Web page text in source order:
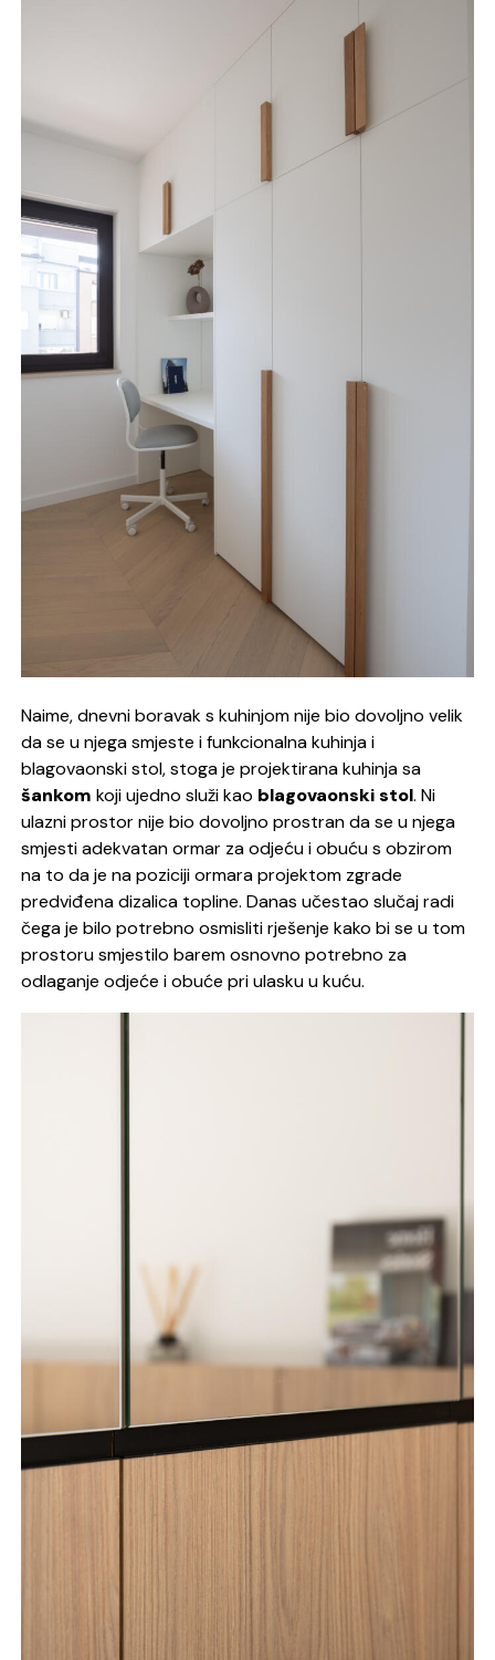
Naime, dnevni boravak s kuhinjom nije bio dovoljno velik
da se u njega smjeste i funkcionalna kuhinja i
blagovaonski stol, stoga je projektirana kuhinja sa
šankom koji ujedno služi kao blagovaonski stol. Ni
ulazni prostor nije bio dovoljno prostran da se u njega
smjesti adekvatan ormar za odjeću i obuću s obzirom
na to da je na poziciji ormara projektom zgrade
predviđena dizalica topline. Danas učestao slučaj radi
čega je bilo potrebno osmisliti rješenje kako bi se u tom
prostoru smjestilo barem osnovno potrebno za
odlaganje odjeće i obuće pri ulasku u kuću.